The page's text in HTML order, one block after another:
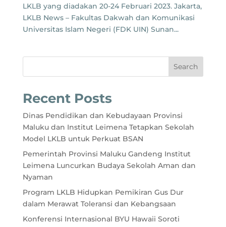
LKLB yang diadakan 20-24 Februari 2023. Jakarta,
LKLB News – Fakultas Dakwah dan Komunikasi
Universitas Islam Negeri (FDK UIN) Sunan...
Search
Recent Posts
Dinas Pendidikan dan Kebudayaan Provinsi
Maluku dan Institut Leimena Tetapkan Sekolah
Model LKLB untuk Perkuat BSAN
Pemerintah Provinsi Maluku Gandeng Institut
Leimena Luncurkan Budaya Sekolah Aman dan
Nyaman
Program LKLB Hidupkan Pemikiran Gus Dur
dalam Merawat Toleransi dan Kebangsaan
Konferensi Internasional BYU Hawaii Soroti